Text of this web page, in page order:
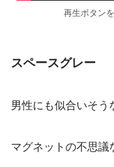
再生ボタン
スペースグレー
男性にも似合いそう
マグネットの不思議